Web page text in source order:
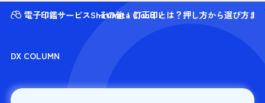
電子印鑑サービスShatihata Cloud
その他 訂正印とは？押し方から選び方ま
DX COLUMN